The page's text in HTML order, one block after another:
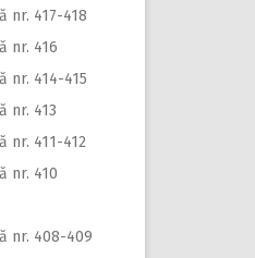
nr. 417-418
nr. 416
nr. 414-415
nr. 413
nr. 411-412
nr. 410
nr. 408-409